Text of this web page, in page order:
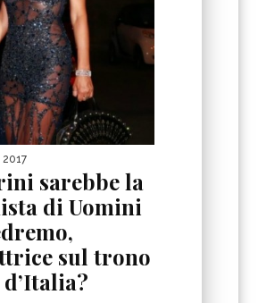
2017
sarebbe la
di Uomini
sul trono